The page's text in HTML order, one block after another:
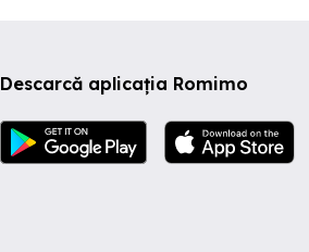
Descarcă aplicația Romimo